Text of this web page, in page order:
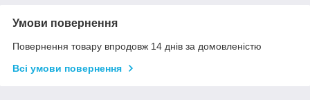
Умови повернення
Повернення товару впродовж 14 днів за домовленістю
Всі умови повернення